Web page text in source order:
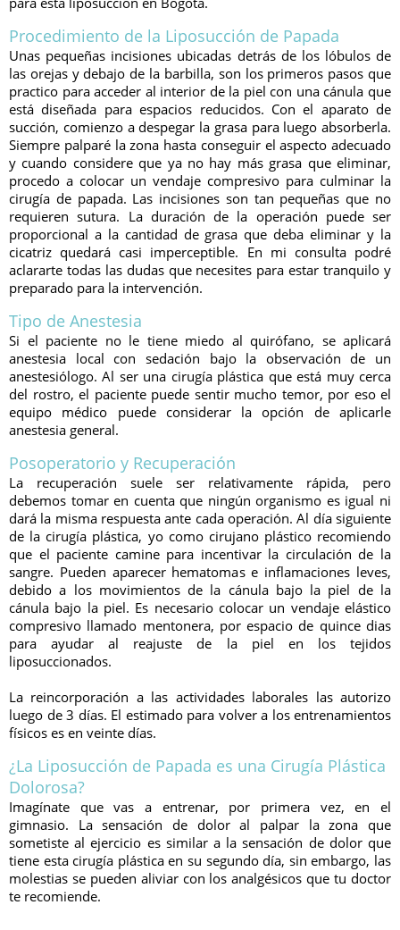
Procedimiento de la Liposucción de Papada
Unas pequeñas incisiones ubicadas detrás de los lóbulos de
las orejas y debajo de la barbilla, son los primeros pasos que
practico para acceder al interior de la piel con una cánula que
está diseñada para espacios reducidos. Con el aparato de
succión, comienzo a despegar la grasa para luego absorberla.
Siempre palparé la zona hasta conseguir el aspecto adecuado
y cuando considere que ya no hay más grasa que eliminar,
procedo a colocar un vendaje compresivo para culminar la
cirugía de papada. Las incisiones son tan pequeñas que no
requieren sutura. La duración de la operación puede ser
proporcional a la cantidad de grasa que deba eliminar y la
cicatriz quedará casi imperceptible. En mi consulta podré
aclararte todas las dudas que necesites para estar tranquilo y
preparado para la intervención.
Tipo de Anestesia
Si el paciente no le tiene miedo al quirófano, se aplicará
anestesia local con sedación bajo la observación de un
anestesiólogo. Al ser una cirugía plástica que está muy cerca
del rostro, el paciente puede sentir mucho temor, por eso el
equipo médico puede considerar la opción de aplicarle
anestesia general.
Posoperatorio y Recuperación
La recuperación suele ser relativamente rápida, pero
debemos tomar en cuenta que ningún organismo es igual ni
dará la misma respuesta ante cada operación. Al día siguiente
de la cirugía plástica, yo como cirujano plástico recomiendo
que el paciente camine para incentivar la circulación de la
sangre. Pueden aparecer hematomas e inflamaciones leves,
debido a los movimientos de la cánula bajo la piel de la
cánula bajo la piel. Es necesario colocar un vendaje elástico
compresivo llamado mentonera, por espacio de quince dias
para ayudar al reajuste de la piel en los tejidos
liposuccionados.
La reincorporación a las actividades laborales las autorizo
luego de 3 días. El estimado para volver a los entrenamientos
físicos es en veinte días.
¿La Liposucción de Papada es una Cirugía Plástica
Dolorosa?
Imagínate que vas a entrenar, por primera vez, en el
gimnasio. La sensación de dolor al palpar la zona que
sometiste al ejercicio es similar a la sensación de dolor que
tiene esta cirugía plástica en su segundo día, sin embargo, las
molestias se pueden aliviar con los analgésicos que tu doctor
te recomiende.